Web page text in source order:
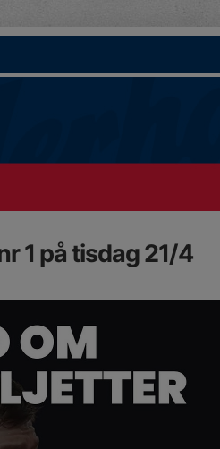
1 på tisdag 21/4